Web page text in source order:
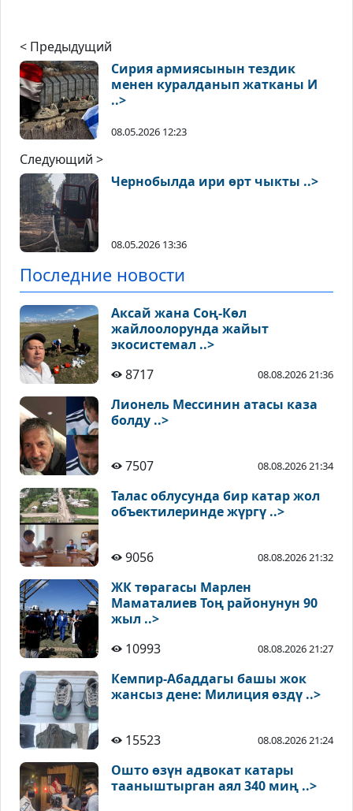
< Предыдущий
Сирия армиясынын тездик
менен куралданып жатканы И
..>
08.05.2026 12:23
Следующий >
Чернобылда ири өрт чыкты ..>
08.05.2026 13:36
Последние новости
Аксай жана Соң-Көл
жайлоолорунда жайыт
экосистемал ..>
8717
08.08.2026 21:36
Лионель Мессинин атасы каза
болду ..>
7507 08.08.2026 21:34
Талас облусунда бир катар жол
объектилеринде жүргү ..>
9056 08.08.2026 21:32
ЖК төрагасы Марлен
Маматалиев Тоң районунун 90
жыл ..>
10993
08.08.2026 21:27
Кемпир-Абаддагы башы жок
жансыз дене: Милиция өздү ..>
15523 08.08.2026 21:24
Ошто өзүн адвокат катары
тааныштырган аял 340 миң ..>